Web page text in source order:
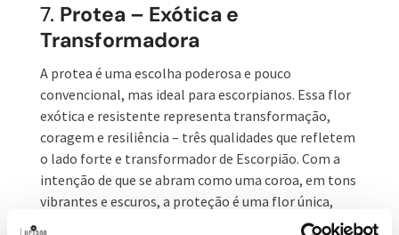
7. Protea – Exótica e
Transformadora
A protea é uma escolha poderosa e pouco
convencional, mas ideal para escorpianos. Essa flor
exótica e resistente representa transformação,
coragem e resiliência – três qualidades que refletem
o lado forte e transformador de Escorpião. Com a
intenção de que se abram como uma coroa, em tons
vibrantes e escuros, a proteção é uma flor única,
assim como o escorpiano. Essa flor impressiona e